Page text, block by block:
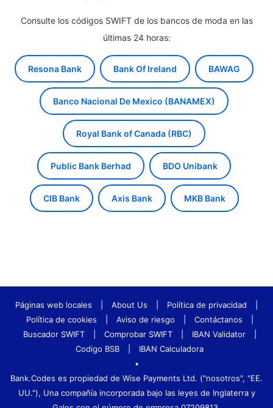
Consulte los códigos SWIFT de los bancos de moda en las
últimas 24 horas:
Resona Bank Bank Of Ireland BAWAG
Banco Nacional De Mexico (BANAMEX)
Royal Bank of Canada (RBC)
Public Bank Berhad BDO Unibank
CIB Bank Axis Bank MKB Bank
Páginas web locales About Us Política de privacidad
Política de cookies
Aviso de riesgo Contáctanos
Buscador SWIFT
Comprobar SWIFT IBAN Validator
Codigo BSB
IBAN Calculadora
•
Bank.Codes es propiedad de Wise Payments Ltd. ("nosotros", "EE.
UU."), Una compañía incorporada bajo las leyes de Inglaterra y